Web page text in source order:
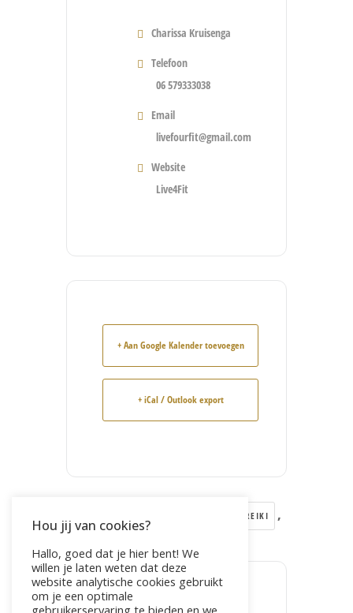
Charissa Kruisenga
Telefoon
06 579333038
Email
livefourfit@gmail.com
Website
Live4Fit
+ Aan Google Kalender toevoegen
+ iCal / Outlook export
REIKI ,
DEEL DIT EVENEMENT
Hou jij van cookies?
Hallo, goed dat je hier bent! We
willen je laten weten dat deze
website analytische cookies gebruikt
om je een optimale
gebruikerservaring te bieden en we